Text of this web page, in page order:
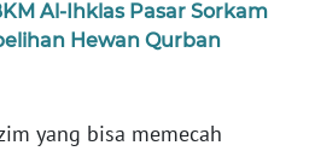
Al-Ihklas Pasar Sorkam
Hewan Qurban
yang bisa memecah